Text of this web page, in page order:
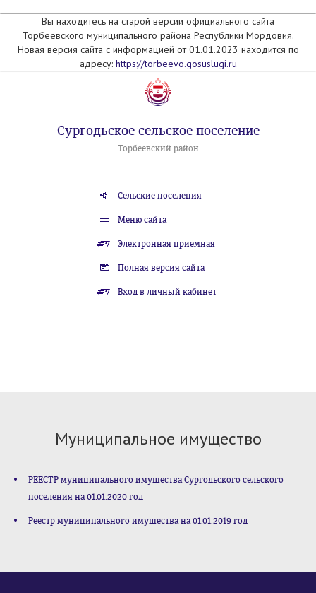
Вы находитесь на старой версии официального сайта
Торбеевского муниципального района Республики Мордовия.
Новая версия сайта с информацией от 01.01.2023 находится по
адресу: https://torbeevo.gosuslugi.ru
Сургодьское сельское поселение
Торбеевский район
Сельские поселения
Меню сайта
Электронная приемная
Полная версия сайта
Вход в личный кабинет
Муниципальное имущество
РЕЕСТР муниципального имущества Сургодьского сельского
поселения на 01.01.2020 год
Реестр муниципального имущества на 01.01.2019 год